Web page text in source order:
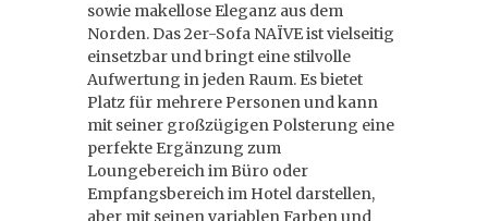
sowie makellose Eleganz aus dem
Norden. Das 2er-Sofa NAÏVE ist vielseitig
einsetzbar und bringt eine stilvolle
Aufwertung in jeden Raum. Es bietet
Platz für mehrere Personen und kann
mit seiner großzügigen Polsterung eine
perfekte Ergänzung zum
Loungebereich im Büro oder
Empfangsbereich im Hotel darstellen,
aber mit seinen variablen Farben und